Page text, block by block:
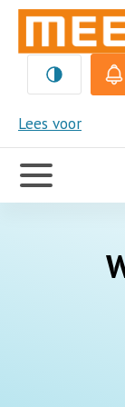
Lees voor
MEE
Handige
links